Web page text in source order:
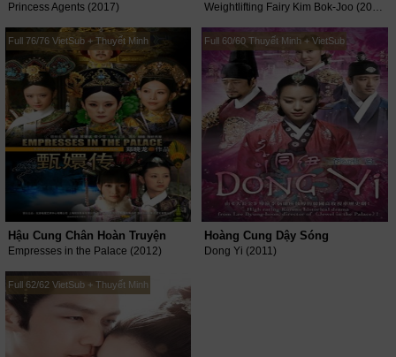
Princess Agents (2017) Weightlifting Fairy Kim Bok-Joo (2016)
Full 76/76 VietSub + Thuyết Minh
Hậu Cung Chân Hoàn Truyện
Empresses in the Palace (2012)
Full 60/60 Thuyết Minh + VietSub
Hoàng Cung Dậy Sóng
Dong Yi (2011)
Full 62/62 VietSub + Thuyết Minh